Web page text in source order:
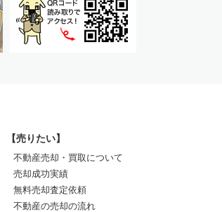
【売りたい】
不動産売却・買取について
売却成功実績
無料売却査定依頼
不動産の売却の流れ